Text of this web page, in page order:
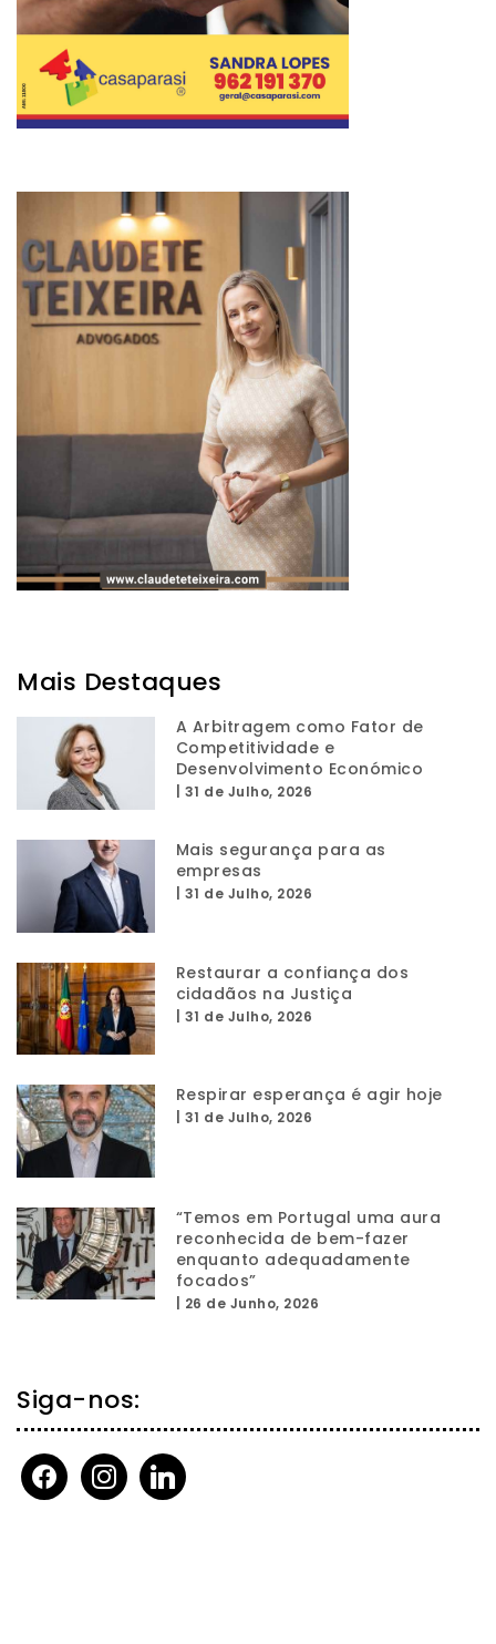
Mais Destaques
A Arbitragem como Fator de
Competitividade e
Desenvolvimento Económico
31 de Julho, 2026
Mais segurança para as
empresas
31 de Julho, 2026
Restaurar a confiança dos
cidadãos na Justiça
31 de Julho, 2026
Respirar esperança é agir hoje
31 de Julho, 2026
“Temos em Portugal uma aura
reconhecida de bem-fazer
enquanto adequadamente
focados”
26 de Junho, 2026
Siga-nos:
facebookinstagramlinkedin